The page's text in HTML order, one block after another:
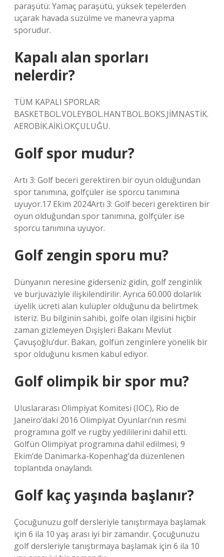
paraşütü: Yamaç paraşütü, yüksek tepelerden
uçarak havada süzülme ve manevra yapma
sporudur.
Kapalı alan sporları
nelerdir?
TÜM KAPALI SPORLAR:
BASKETBOL.VOLEYBOL.HANTBOL.BOKS.JİMNASTİK.
AEROBİK.AİKİ.OKÇULUĞU.
Golf spor mudur?
Artı 3: Golf beceri gerektiren bir oyun olduğundan
spor tanımına, golfçüler ise sporcu tanımına
uyuyor.17 Ekim 2024Artı 3: Golf beceri gerektiren bir
oyun olduğundan spor tanımına, golfçüler ise
sporcu tanımına uyuyor.
Golf zengin sporu mu?
Dünyanın neresine giderseniz gidin, golf zenginlik
ve burjuvaziyle ilişkilendirilir. Ayrıca 60.000 dolarlık
üyelik ücreti alan kulüpler olduğunu da belirtmek
isteriz. Bu bilginin sahibi, golfe olan ilgisini hiçbir
zaman gizlemeyen Dışişleri Bakanı Mevlüt
Çavuşoğlu’dur. Bakan, golfün zenginlere yönelik bir
spor olduğunu kısmen kabul ediyor.
Golf olimpik bir spor mu?
Uluslararası Olimpiyat Komitesi (IOC), Rio de
Janeiro’daki 2016 Olimpiyat Oyunları’nın resmi
programına golf ve rugby yedililerini dahil etti.
Golfün Olimpiyat programına dahil edilmesi, 9
Ekim’de Danimarka-Kopenhag’da düzenlenen
toplantıda onaylandı.
Golf kaç yaşında başlanır?
Çocuğunuzu golf dersleriyle tanıştırmaya başlamak
için 6 ila 10 yaş arası iyi bir zamandır. Çocuğunuzu
golf dersleriyle tanıştırmaya başlamak için 6 ila 10